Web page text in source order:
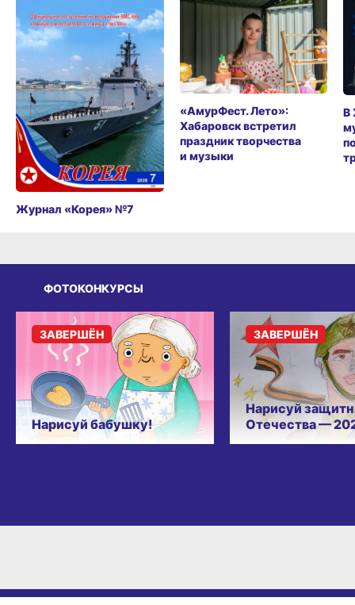
Журнал «Корея» №7
«АмурФест. Лето»:
Хабаровск встретил
праздник творчества
и музыки
В
ФОТОКОНКУРСЫ
Нарисуй бабушку!
ЗАВЕРШЁН
Нарисуй
Отечества —
ЗАВЕРШЁН